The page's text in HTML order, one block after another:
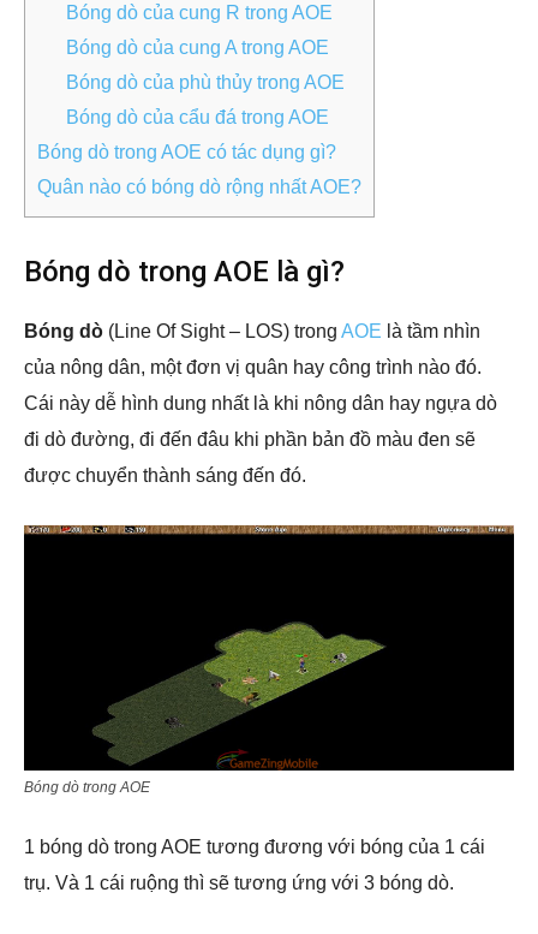
Bóng dò của cung R trong AOE
Bóng dò của cung A trong AOE
Bóng dò của phù thủy trong AOE
Bóng dò của cẩu đá trong AOE
Bóng dò trong AOE có tác dụng gì?
Quân nào có bóng dò rộng nhất AOE?
Bóng dò trong AOE là gì?
Bóng dò (Line Of Sight – LOS) trong AOE là tầm nhìn
của nông dân, một đơn vị quân hay công trình nào đó.
Cái này dễ hình dung nhất là khi nông dân hay ngựa dò
đi dò đường, đi đến đâu khi phần bản đồ màu đen sẽ
được chuyển thành sáng đến đó.
Bóng dò trong AOE
1 bóng dò trong AOE tương đương với bóng của 1 cái
trụ. Và 1 cái ruộng thì sẽ tương ứng với 3 bóng dò.